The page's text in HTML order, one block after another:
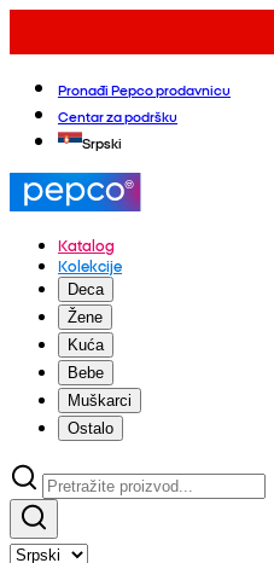
Pronađi Pepco prodavnicu
Centar za podršku
Srpski
Katalog
Kolekcije
Deca
Žene
Kuća
Bebe
Muškarci
Ostalo